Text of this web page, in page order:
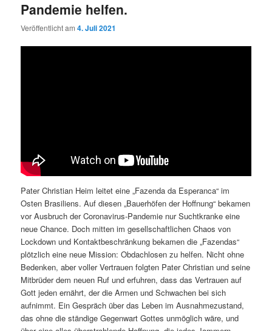
Pandemie helfen.
Veröffentlicht am4. Juli 2021
Pater Christian Heim leitet eine „Fazenda da Esperanca“ im
Osten Brasiliens. Auf diesen „Bauerhöfen der Hoffnung“ bekamen
vor Ausbruch der Coronavirus-Pandemie nur Suchtkranke eine
neue Chance. Doch mitten im gesellschaftlichen Chaos von
Lockdown und Kontaktbeschränkung bekamen die „Fazendas“
plötzlich eine neue Mission: Obdachlosen zu helfen. Nicht ohne
Bedenken, aber voller Vertrauen folgten Pater Christian und seine
Mitbrüder dem neuen Ruf und erfuhren, dass das Vertrauen auf
Gott jeden ernährt, der die Armen und Schwachen bei sich
aufnimmt. Ein Gespräch über das Leben im Ausnahmezustand,
das ohne die ständige Gegenwart Gottes unmöglich wäre, und